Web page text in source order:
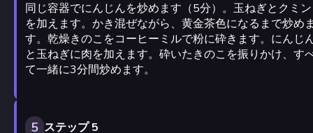
同じ容器でにんじんを炒めます（5分）。玉ねぎとクミン
を加えます。かき混ぜながら、黄金茶色になるまで炒め
す。乾燥きのこをコーヒーミルで粉に砕きます。にんじ
と玉ねぎに肉を加えます。砕いたきのこを振りかけ、す
て一緒に3分間炒めます。
5 ステップ 5